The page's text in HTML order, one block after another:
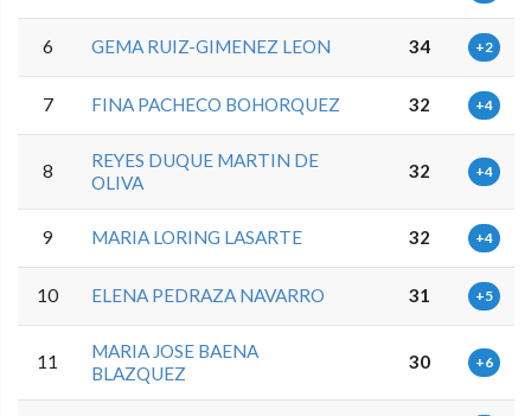
6 GEMA RUIZ-GIMENEZ LEON 34 +2
7 FINA PACHECO BOHORQUEZ 32 +4
8
REYES DUQUE MARTIN DE
OLIVA
32 +4
9 MARIA LORING LASARTE 32 +4
10 ELENA PEDRAZA NAVARRO 31 +5
11
MARIA JOSE BAENA
BLAZQUEZ
30 +6